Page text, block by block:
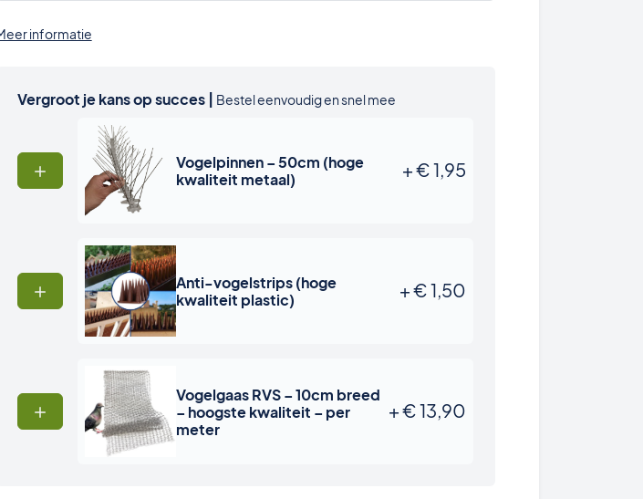
informatie
Vergroot je kans op succes | Bestel eenvoudig en snel mee
Vogelpinnen – 50cm (hoge
kwaliteit metaal)
+€1,95
Anti-vogelstrips (hoge
kwaliteit plastic)
+€1,50
Vogelgaas RVS – 10cm breed
– hoogste kwaliteit – per
meter
+€13,90